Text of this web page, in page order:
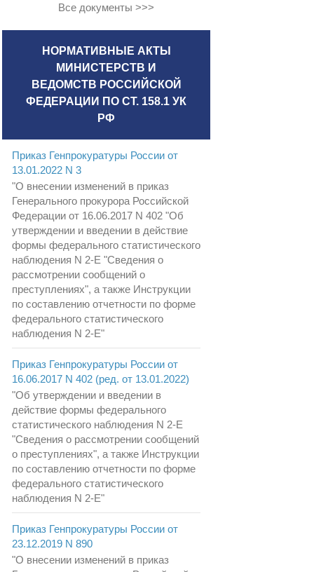
Все документы >>>
НОРМАТИВНЫЕ АКТЫ
МИНИСТЕРСТВ И
ВЕДОМСТВ РОССИЙСКОЙ
ФЕДЕРАЦИИ ПО СТ. 158.1 УК
РФ
Приказ Генпрокуратуры России от
13.01.2022 N 3
"О внесении изменений в приказ
Генерального прокурора Российской
Федерации от 16.06.2017 N 402 "Об
утверждении и введении в действие
формы федерального статистического
наблюдения N 2-Е "Сведения о
рассмотрении сообщений о
преступлениях", а также Инструкции
по составлению отчетности по форме
федерального статистического
наблюдения N 2-Е"
Приказ Генпрокуратуры России от
16.06.2017 N 402 (ред. от 13.01.2022)
"Об утверждении и введении в
действие формы федерального
статистического наблюдения N 2-Е
"Сведения о рассмотрении сообщений
о преступлениях", а также Инструкции
по составлению отчетности по форме
федерального статистического
наблюдения N 2-Е"
Приказ Генпрокуратуры России от
23.12.2019 N 890
"О внесении изменений в приказ